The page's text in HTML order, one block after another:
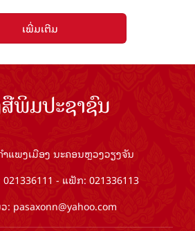
ເພີ່ມເຕີມ
ພິມປະຊາຊົນ
ແພງເມືອງ ນະຄອນຫຼວງວຽງຈັນ
- ແຟັກ: 021336113
: pasaxonn@yahoo.com